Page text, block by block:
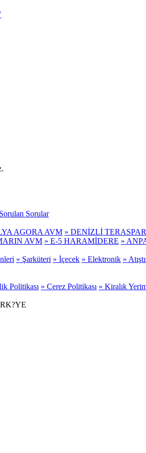
Sorular
AGORA AVM » DENİZLİ
AVM » E-5 HARAMİDERE »
» Şarküteri » İçecek » Elektronik »
Politikası » Çerez Politikası » Kiralık